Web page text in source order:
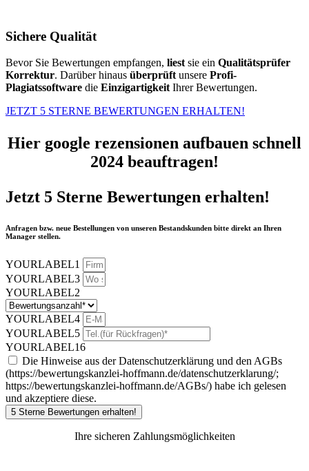
Sichere Qualität
Bevor Sie Bewertungen empfangen, liest sie ein Qualitätsprüfer
Korrektur. Darüber hinaus überprüft unsere Profi-
Plagiatssoftware die Einzigartigkeit Ihrer Bewertungen.
JETZT 5 STERNE BEWERTUNGEN ERHALTEN!
Hier google rezensionen aufbauen schnell
2024 beauftragen!
Jetzt 5 Sterne Bewertungen erhalten!
Anfragen bzw. neue Bestellungen von unseren Bestandskunden bitte direkt an Ihren
Manager stellen.
YOURLABEL1
YOURLABEL3
YOURLABEL2
YOURLABEL4
YOURLABEL5
YOURLABEL16
Die Hinweise aus der Datenschutzerklärung und den AGBs
(https://bewertungskanzlei-hoffmann.de/datenschutzerklarung/;
https://bewertungskanzlei-hoffmann.de/AGBs/) habe ich gelesen
und akzeptiere diese.
5 Sterne Bewertungen erhalten!
Ihre sicheren Zahlungsmöglichkeiten